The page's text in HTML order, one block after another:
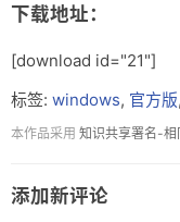
下载地址：
[download id="21"]
标签: windows, 官方版,
本作品采用 知识共享署名-
添加新评论